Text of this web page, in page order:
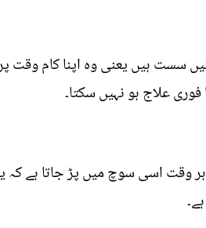
سست ہیں یعنی وہ اپنا کام وقت
علاج ہو نہیں سکتا۔
وقت اسی سوچ میں پڑ جاتا ہے کہ